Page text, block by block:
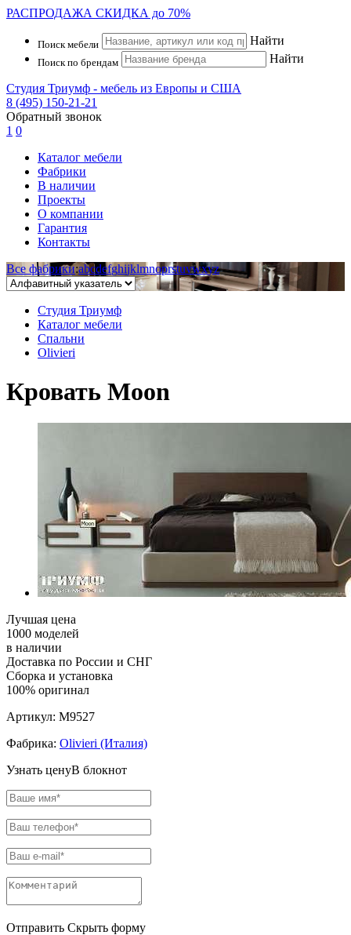
РАСПРОДАЖА СКИДКА до 70%
Поиск мебели Найти
Поиск по брендам Найти
Студия Триумф - мебель из Европы и США
8 (495) 150-21-21
Обратный звонок
1 0
Каталог мебели
Фабрики
В наличии
Проекты
О компании
Гарантия
Контакты
Все фабрики:abcdefghijklmnoprstuvwxyz
Студия Триумф
Каталог мебели
Спальни
Olivieri
Кровать Moon
Лучшая цена
1000 моделей
в наличии
Доставка по России и СНГ
Сборка и установка
100% оригинал
Артикул: M9527
Фабрика: Olivieri (Италия)
Узнать ценуВ блокнот
Отправить Скрыть форму